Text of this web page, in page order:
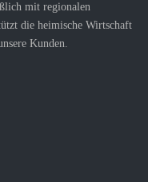
mit regionalen
die heimische Wirtschaft
Kunden.